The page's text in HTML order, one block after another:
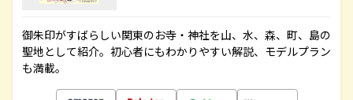
御朱印がすばらしい関東のお寺・神社を山、水、森、町、島の
聖地として紹介。初心者にもわかりやすい解説、モデルプラン
も満載。